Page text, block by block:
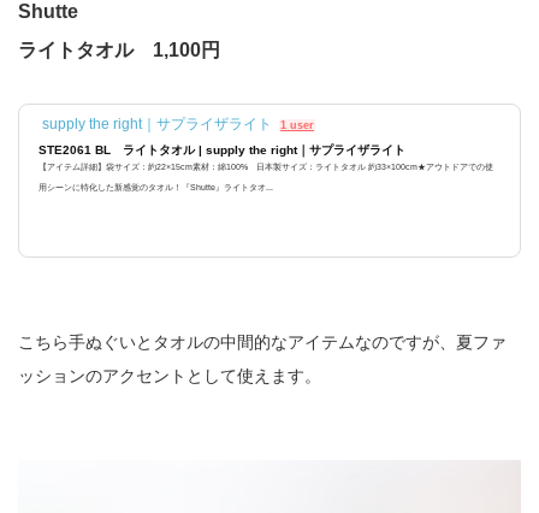
Shutte
ライトタオル 1,100円
supply the right｜サプライザライト 1 user
STE2061 BL ライトタオル | supply the right｜サプライザライト
【アイテム詳細】袋サイズ：約22×15cm素材：綿100% 日本製サイズ：ライトタオル 約33×100cm★アウトドアでの使
用シーンに特化した新感覚のタオル！『Shutte』ライトタオ...
こちら手ぬぐいとタオルの中間的なアイテムなのですが、夏ファ
ッションのアクセントとして使えます。